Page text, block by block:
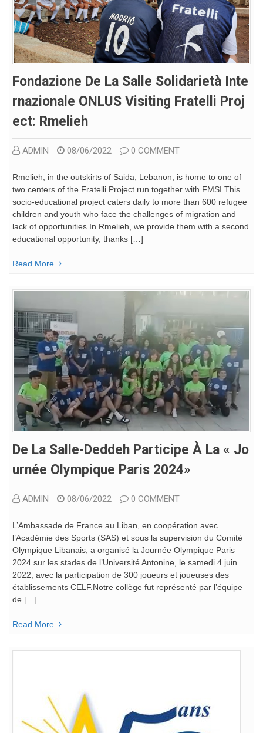
Fondazione De La Salle Solidarietà Inte
Rnazionale ONLUS Visiting Fratelli Proj
Ect: Rmelieh
ADMIN 08/06/2022 0 COMMENT
Rmelieh, in the outskirts of Saida, Lebanon, is home to one of
two centers of the Fratelli Project run together with FMSI This
socio-educational project caters daily to more than 600 refugee
children and youth who face the challenges of migration and
lack of opportunities.In Rmelieh, we provide them with a second
educational opportunity, thanks […]
Read More
De La Salle-Deddeh Participe À La « Jo
Urnée Olympique Paris 2024»
ADMIN 08/06/2022 0 COMMENT
L’Ambassade de France au Liban, en coopération avec
l’Académie des Sports (SAS) et sous la supervision du Comité
Olympique Libanais, a organisé la Journée Olympique Paris
2024 sur les stades de l’Université Antonine, le samedi 4 juin
2022, avec la participation de 300 joueurs et joueuses des
établissements CELF.Notre collège fut représenté par l’équipe
de […]
Read More